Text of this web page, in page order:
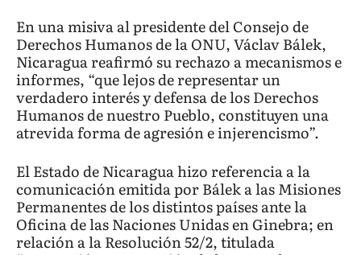
En una misiva al presidente del Consejo de
Derechos Humanos de la ONU, Václav Bálek,
Nicaragua reafirmó su rechazo a mecanismos e
informes, “que lejos de representar un
verdadero interés y defensa de los Derechos
Humanos de nuestro Pueblo, constituyen una
atrevida forma de agresión e injerencismo”.
El Estado de Nicaragua hizo referencia a la
comunicación emitida por Bálek a las Misiones
Permanentes de los distintos países ante la
Oficina de las Naciones Unidas en Ginebra; en
relación a la Resolución 52/2, titulada